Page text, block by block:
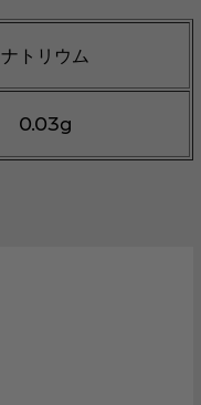
ナトリウム
0.03g